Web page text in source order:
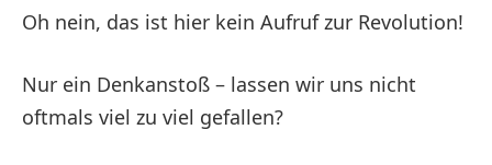
Oh nein, das ist hier kein Aufruf zur Revolution!
Nur ein Denkanstoß – lassen wir uns nicht
oftmals viel zu viel gefallen?